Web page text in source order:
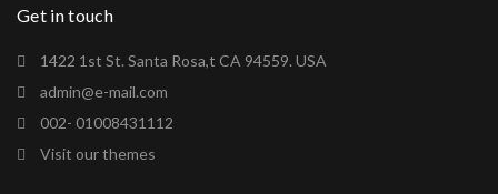
Get in touch
1422 1st St. Santa Rosa,t CA 94559. USA
admin@e-mail.com
002- 01008431112
Visit our themes